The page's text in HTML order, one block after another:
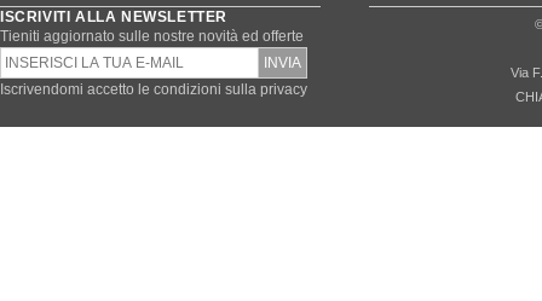
ISCRIVITI ALLA NEWSLETTER
Tieniti aggiornato sulle nostre novità ed offerte
Iscrivendomi accetto le condizioni sulla privacy
Via